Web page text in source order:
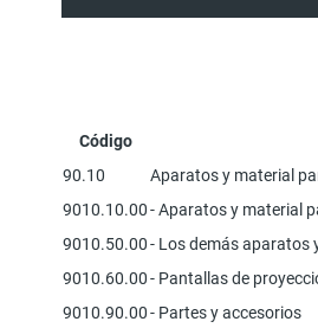
Código
90.10
Aparatos y material
9010.10.00- Aparatos y material
9010.50.00- Los demás
9010.60.00- Pantallas de
9010.90.00- Partes y accesorios